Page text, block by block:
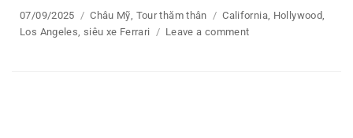
Posted
on
07/09/2025 Categories
Châu Mỹ, Tour thăm thân Tags
California, Hollywood,
Los Angeles, siêu xe Ferrari Leave a comment